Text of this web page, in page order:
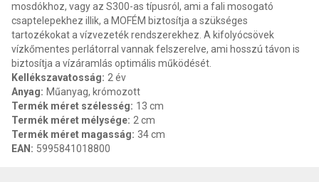
mosdókhoz, vagy az S300-as típusról, ami a fali mosogató
csaptelepekhez illik, a MOFÉM biztosítja a szükséges
tartozékokat a vízvezeték rendszerekhez. A kifolyócsövek
vízkőmentes perlátorral vannak felszerelve, ami hosszú távon is
biztosítja a vízáramlás optimális működését.
Kellékszavatosság: 2 év
Anyag: Műanyag, krómozott
Termék méret szélesség: 13 cm
Termék méret mélysége: 2 cm
Termék méret magasság: 34 cm
EAN : 5995841018800